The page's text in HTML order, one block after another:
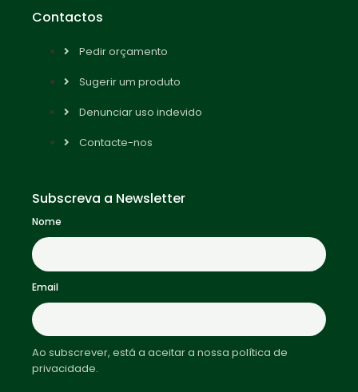
Contactos
Pedir orçamento
Sugerir um produto
Denunciar uso indevido
Contacte-nos
Subscreva a Newsletter
Nome
Email
Ao subscrever, está a aceitar a nossa política de
privacidade.